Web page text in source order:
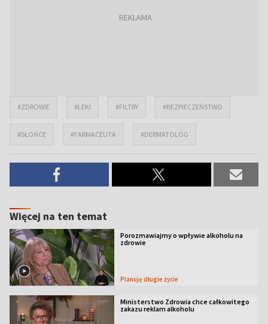
#ZDROWIE #LEKI #FILTRY #BEZPIECZEŃSTWO
#SŁOŃCE #FARMACEUTA #DERMATOLOG
Więcej na ten temat
Porozmawiajmy o wpływie alkoholu na
zdrowie
Planuję długie życie
Ministerstwo Zdrowia chce całkowitego
zakazu reklam alkoholu